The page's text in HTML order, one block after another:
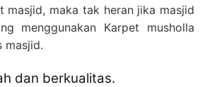
masjid, maka tak heran jika masjid
menggunakan Karpet musholla
masjid.
dan berkualitas.